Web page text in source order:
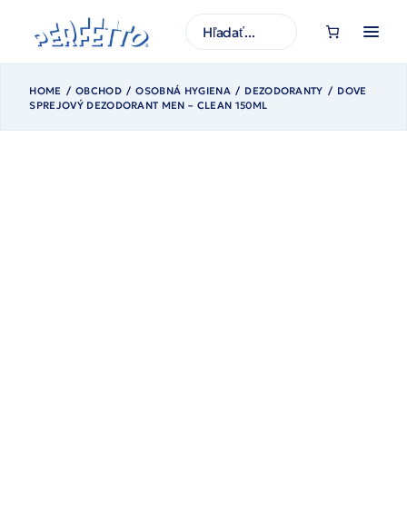
obsah
H
ľ
d
ť
HOME OBCHOD OSOBNÁ HYGIENA DEZODORANTY
DOVE
SPREJOVÝ DEZODORANT MEN – CLEAN 150ML